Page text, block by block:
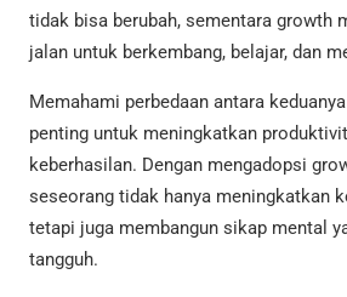
tidak bisa berubah, sementara growth
jalan untuk berkembang, belajar, dan
Memahami perbedaan antara
penting untuk meningkatkan
keberhasilan. Dengan mengadopsi
seseorang tidak hanya meningkatkan
tetapi juga membangun sikap mental
tangguh.